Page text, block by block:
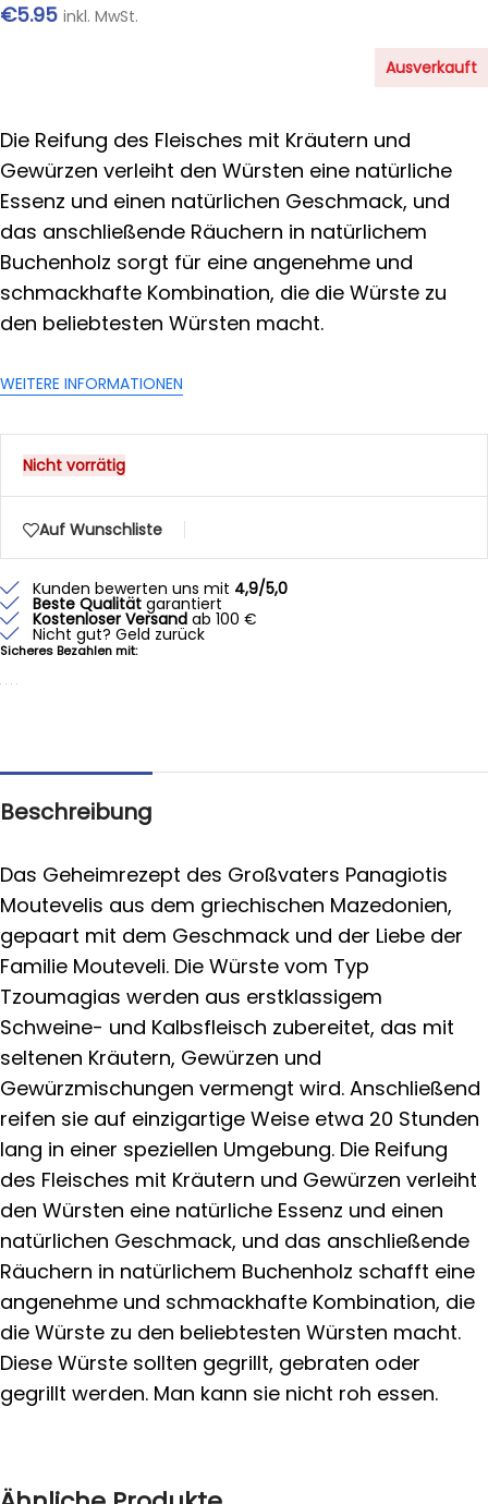
€5.95 inkl. MwSt.
Ausverkauft
Die Reifung des Fleisches mit Kräutern und
Gewürzen verleiht den Würsten eine natürliche
Essenz und einen natürlichen Geschmack, und
das anschließende Räuchern in natürlichem
Buchenholz sorgt für eine angenehme und
schmackhafte Kombination, die die Würste zu
den beliebtesten Würsten macht.
WEITERE INFORMATIONEN
Nicht vorrätig
Auf Wunschliste
Kunden bewerten uns mit 4,9/5,0
Beste Qualität garantiert
Kostenloser Versand ab 100 €
Nicht gut? Geld zurück
Sicheres Bezahlen mit:
Beschreibung
Das Geheimrezept des Großvaters Panagiotis
Moutevelis aus dem griechischen Mazedonien,
gepaart mit dem Geschmack und der Liebe der
Familie Mouteveli. Die Würste vom Typ
Tzoumagias werden aus erstklassigem
Schweine- und Kalbsfleisch zubereitet, das mit
seltenen Kräutern, Gewürzen und
Gewürzmischungen vermengt wird. Anschließend
reifen sie auf einzigartige Weise etwa 20 Stunden
lang in einer speziellen Umgebung. Die Reifung
des Fleisches mit Kräutern und Gewürzen verleiht
den Würsten eine natürliche Essenz und einen
natürlichen Geschmack, und das anschließende
Räuchern in natürlichem Buchenholz schafft eine
angenehme und schmackhafte Kombination, die
die Würste zu den beliebtesten Würsten macht.
Diese Würste sollten gegrillt, gebraten oder
gegrillt werden. Man kann sie nicht roh essen.